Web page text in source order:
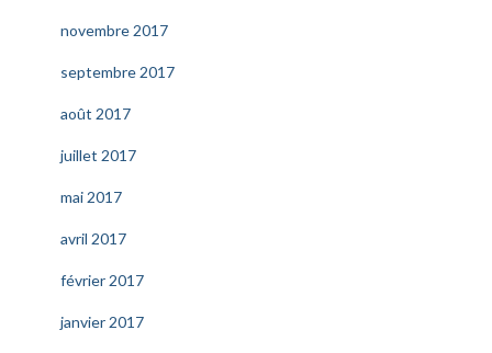
novembre 2017
septembre 2017
août 2017
juillet 2017
mai 2017
avril 2017
février 2017
janvier 2017